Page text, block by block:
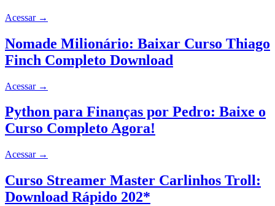
Acessar →
Nomade Milionário: Baixar Curso Thiago
Finch Completo Download
Acessar →
Python para Finanças por Pedro: Baixe o
Curso Completo Agora!
Acessar →
Curso Streamer Master Carlinhos Troll:
Download Rápido 202*